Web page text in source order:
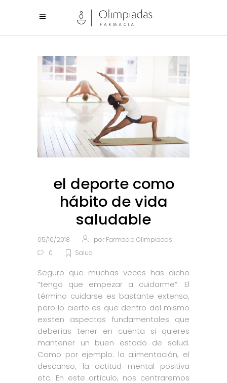
el deporte como
hábito de vida
saludable
05/10/2018 por Farmacia Olimpiadas
0
Salud
Seguro que muchas veces has dicho
“tengo que empezar a cuidarme”. El
término cuidarse es bastante extenso,
pero lo cierto es que dentro del mismo
existen aspectos fundamentales que
deberías tener en cuenta si quieres
mantener un buen estado de salud.
Como por ejemplo: la alimentación, el
descanso, la actitud mental positiva
etc. En este artículo, nos centraremos